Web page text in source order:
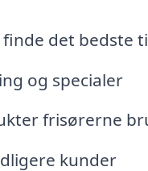
det bedste
og specialer
frisørerne
kunder